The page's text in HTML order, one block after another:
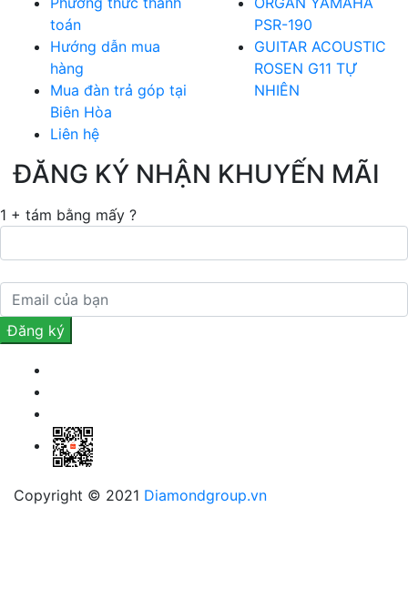
toán
Hướng dẫn mua
hàng
Mua đàn trả góp tại
Biên Hòa
Liên hệ
PSR-190
GUITAR ACOUSTIC
ROSEN G11 TỰ
NHIÊN
ĐĂNG KÝ NHẬN KHUYẾN MÃI
1 + tám bằng mấy ?
Copyright © 2021 Diamondgroup.vn